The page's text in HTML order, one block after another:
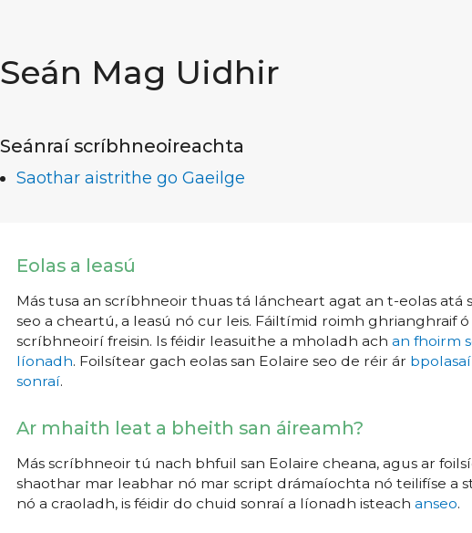
Seán Mag Uidhir
Seánraí scríbhneoireachta
Saothar aistrithe go Gaeilge
Eolas a leasú
Más tusa an scríbhneoir thuas tá láncheart agat an t-eolas atá
seo a cheartú, a leasú nó cur leis. Fáiltímid roimh ghrianghraif ó
scríbhneoirí freisin. Is féidir leasuithe a mholadh ach an fhoirm
líonadh. Foilsítear gach eolas san Eolaire seo de réir ár
sonraí.
Ar mhaith leat a bheith san áireamh?
Más scríbhneoir tú nach bhfuil san Eolaire cheana, agus ar
shaothar mar leabhar nó mar script drámaíochta nó teilifíse a
nó a craoladh, is féidir do chuid sonraí a líonadh isteach anseo.